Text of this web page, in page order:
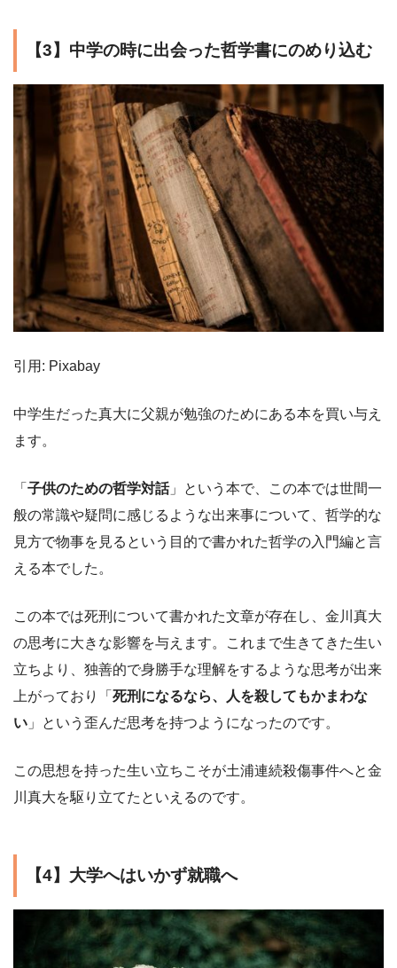
【3】中学の時に出会った哲学書にのめり込む
引用: Pixabay
中学生だった真大に父親が勉強のためにある本を買い与え
ます。
「 子供のための哲学対話」という本で、この本では世間一
般の常識や疑問に感じるような出来事について、哲学的な
見方で物事を見るという目的で書かれた哲学の入門編と言
える本でした。
この本では死刑について書かれた文章が存在し、金川真大
の思考に大きな影響を与えます。これまで生きてきた生い
立ちより、独善的で身勝手な理解をするような思考が出来
上がっており「 死刑になるなら、人を殺してもかまわな
い 」という歪んだ思考を持つようになったのです。
この思想を持った生い立ちこそが土浦連続殺傷事件へと金
川真大を駆り立てたといえるのです。
【4】大学へはいかず就職へ